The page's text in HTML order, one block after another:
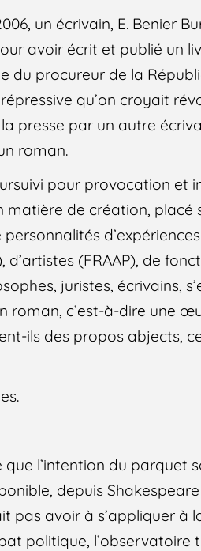
un écrivain, E. Benier
avoir écrit et publié un
du procureur de la
qu’on croyait
presse par un autre
roman.
pour provocation et
matière de création, placé
d’artistes (FRAAP), de
juristes, écrivains,
roman, c’est-à-dire une
ils des propos abjects,
que l’intention du parquet
depuis
pas avoir à s’appliquer à
politique,